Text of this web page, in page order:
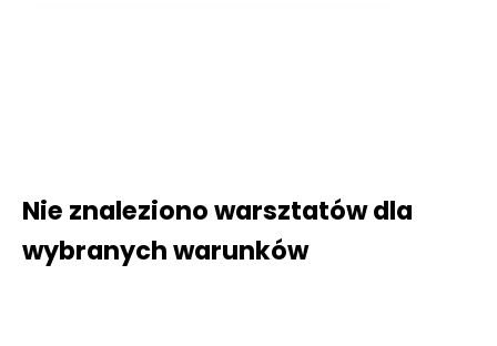
Nie znaleziono warsztatów dla
wybranych warunków